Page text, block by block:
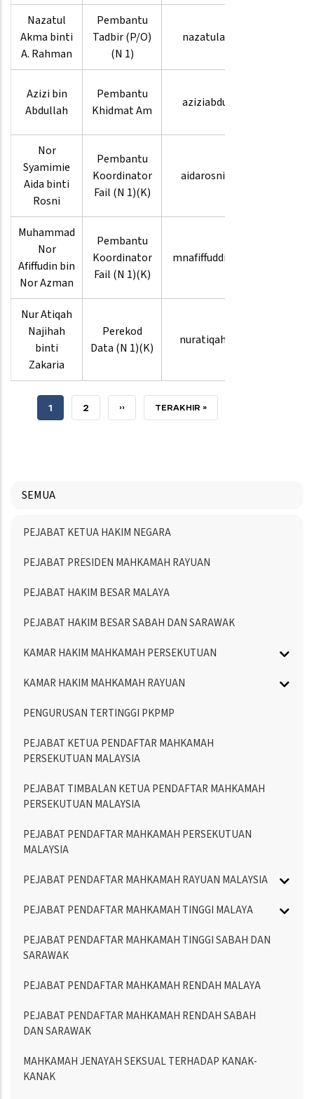
Nazatul
Akma binti
A. Rahman
Pembantu
Tadbir (P/O)
(N 1)
nazatulakma
Azizi bin
Abdullah
Pembantu
Khidmat Am
aziziabdullah
Nor
Syamimie
Aida binti
Rosni
Pembantu
Koordinator
Fail (N 1)(K)
aidarosni.msp
Muhammad
Nor
Afiffudin bin
Nor Azman
Pembantu
Koordinator
Fail (N 1)(K)
mnafiffuddin.msp
Nur Atiqah
Najihah
binti
Zakaria
Perekod
Data (N 1)(K)
nuratiqah.msp
CURRENT
1 PAGE
2 NEXT
›› LAST
TERAKHIR »
SEMUA
Menu
PEJABAT KETUA HAKIM NEGARA
PEJABAT PRESIDEN MAHKAMAH RAYUAN
PEJABAT HAKIM BESAR MALAYA
PEJABAT HAKIM BESAR SABAH DAN SARAWAK
KAMAR HAKIM MAHKAMAH PERSEKUTUAN
KAMAR HAKIM MAHKAMAH RAYUAN
PENGURUSAN TERTINGGI PKPMP
PEJABAT KETUA PENDAFTAR MAHKAMAH
PERSEKUTUAN MALAYSIA
PEJABAT TIMBALAN KETUA PENDAFTAR MAHKAMAH
PERSEKUTUAN MALAYSIA
PEJABAT PENDAFTAR MAHKAMAH PERSEKUTUAN
MALAYSIA
PEJABAT PENDAFTAR MAHKAMAH RAYUAN MALAYSIA
PEJABAT PENDAFTAR MAHKAMAH TINGGI MALAYA
PEJABAT PENDAFTAR MAHKAMAH TINGGI SABAH DAN
SARAWAK
PEJABAT PENDAFTAR MAHKAMAH RENDAH MALAYA
PEJABAT PENDAFTAR MAHKAMAH RENDAH SABAH
DAN SARAWAK
MAHKAMAH JENAYAH SEKSUAL TERHADAP KANAK-
KANAK